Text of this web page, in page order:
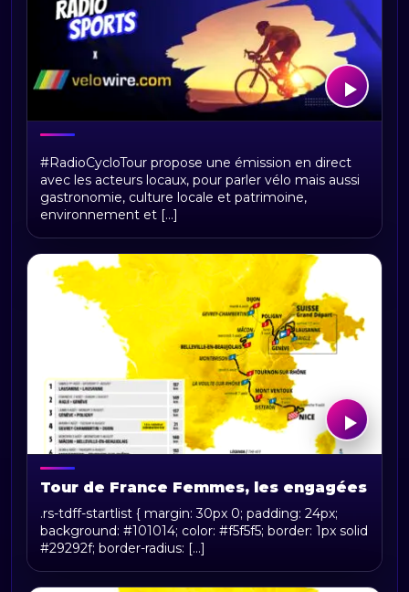
RadioCycloTour, le direct
#RadioCycloTour propose une émission en direct
avec les acteurs locaux, pour parler vélo mais aussi
gastronomie, culture locale et patrimoine,
environnement et [...]
Tour de France Femmes, les engagées
.rs-tdff-startlist { margin: 30px 0; padding: 24px;
background: #101014; color: #f5f5f5; border: 1px solid
#29292f; border-radius: [...]